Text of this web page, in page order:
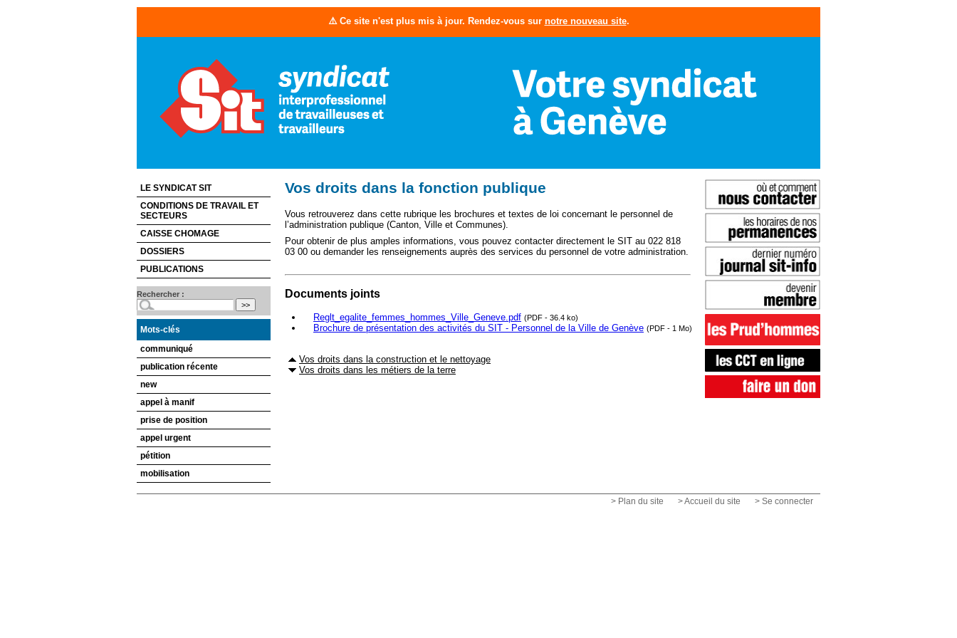
⚠️ Ce site n'est plus mis à jour. Rendez-vous sur notre nouveau site.
Vos droits dans la fonction publique
Vous retrouverez dans cette rubrique les brochures et textes de loi concernant le personnel de
l’administration publique (Canton, Ville et Communes).
Pour obtenir de plus amples informations, vous pouvez contacter directement le SIT au 022 818
03 00 ou demander les renseignements auprès des services du personnel de votre administration.
Documents joints
Reglt_egalite_femmes_hommes_Ville_Geneve.pdf (PDF - 36.4 ko)
Brochure de présentation des activités du SIT - Personnel de la Ville de Genève (PDF - 1 Mo)
Vos droits dans la construction et le nettoyage
Vos droits dans les métiers de la terre
LE SYNDICAT SIT
CONDITIONS DE TRAVAIL ET
SECTEURS
CAISSE CHOMAGE
DOSSIERS
PUBLICATIONS
Rechercher :
Mots-clés
communiqué
publication récente
new
appel à manif
prise de position
appel urgent
pétition
mobilisation
> Se connecter
> Accueil du site
> Plan du site